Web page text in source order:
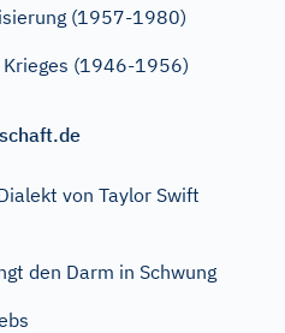
(1957-1980)
(1946-1956)
von Taylor Swift
den Darm in Schwung